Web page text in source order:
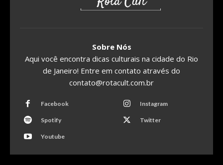
Sobre Nós
Aqui você encontra dicas culturais na cidade do Rio
de Janeiro! Entre em contato através do
contato@rotacult.com.br
Facebook Instagram
Spotify Twitter
Youtube